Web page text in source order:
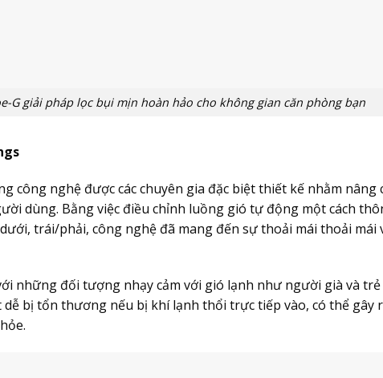
G giải pháp lọc bụi mịn hoàn hảo cho không gian căn phòng bạn
công nghệ được các chuyên gia đặc biệt thiết kế nhằm nâng
dùng. Bằng việc điều chỉnh luồng gió tự động một cách
trái/phải, công nghệ đã mang đến sự thoải mái thoải mái
những đối tượng nhạy cảm với gió lạnh như người già và trẻ
bị tổn thương nếu bị khí lạnh thổi trực tiếp vào, có thể gây